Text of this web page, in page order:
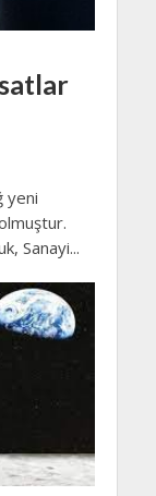
yeni
Sanayi...